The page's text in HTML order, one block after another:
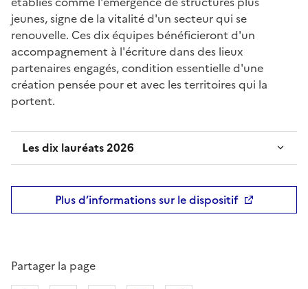
jeunes, signe de la vitalité d'un secteur qui se
renouvelle. Ces dix équipes bénéficieront d'un
accompagnement à l'écriture dans des lieux
partenaires engagés, condition essentielle d'une
création pensée pour et avec les territoires qui la
portent.
Les dix lauréats 2026
Plus d’informations sur le dispositif
Partager la page